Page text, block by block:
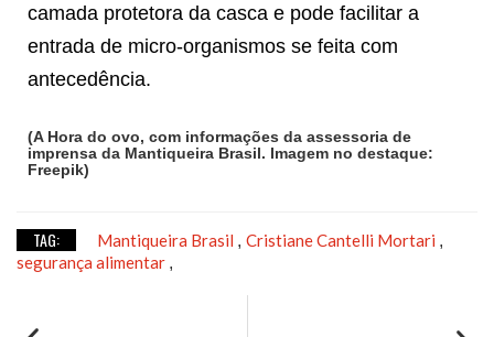
camada protetora da casca e pode facilitar a
entrada de micro-organismos se feita com
antecedência.
(A Hora do ovo, com informações da assessoria de
imprensa da Mantiqueira Brasil. Imagem no destaque:
Freepik)
TAG: Mantiqueira Brasil , Cristiane Cantelli Mortari ,
segurança alimentar ,